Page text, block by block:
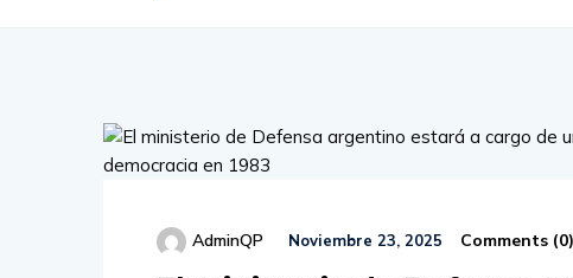
AdminQP Noviembre 23, 2025 Comments (0)